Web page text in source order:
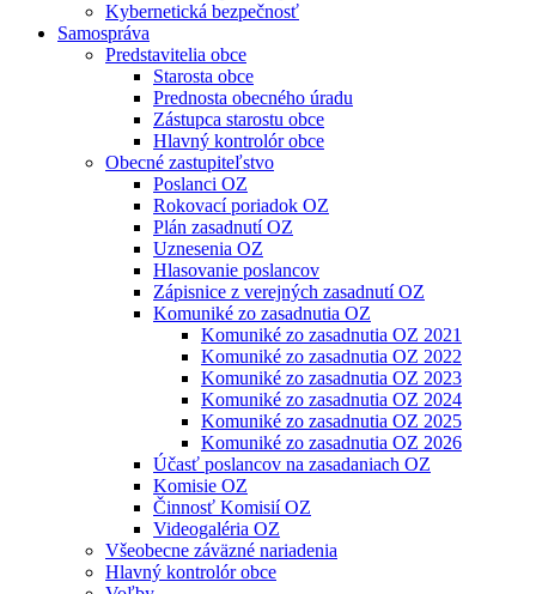
Kybernetická bezpečnosť
Samospráva
Predstavitelia obce
Starosta obce
Prednosta obecného úradu
Zástupca starostu obce
Hlavný kontrolór obce
Obecné zastupiteľstvo
Poslanci OZ
Rokovací poriadok OZ
Plán zasadnutí OZ
Uznesenia OZ
Hlasovanie poslancov
Zápisnice z verejných zasadnutí OZ
Komuniké zo zasadnutia OZ
Komuniké zo zasadnutia OZ 2021
Komuniké zo zasadnutia OZ 2022
Komuniké zo zasadnutia OZ 2023
Komuniké zo zasadnutia OZ 2024
Komuniké zo zasadnutia OZ 2025
Komuniké zo zasadnutia OZ 2026
Účasť poslancov na zasadaniach OZ
Komisie OZ
Činnosť Komisií OZ
Videogaléria OZ
Všeobecne záväzné nariadenia
Hlavný kontrolór obce